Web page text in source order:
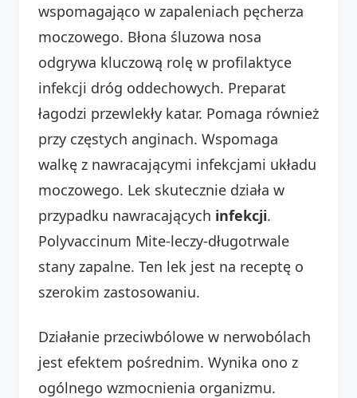
wspomagająco w zapaleniach pęcherza
moczowego. Błona śluzowa nosa
odgrywa kluczową rolę w profilaktyce
infekcji dróg oddechowych. Preparat
łagodzi przewlekły katar. Pomaga również
przy częstych anginach. Wspomaga
walkę z nawracającymi infekcjami układu
moczowego. Lek skutecznie działa w
przypadku nawracających infekcji.
Polyvaccinum Mite-leczy-długotrwale
stany zapalne. Ten lek jest na receptę o
szerokim zastosowaniu.
Działanie przeciwbólowe w nerwobólach
jest efektem pośrednim. Wynika ono z
ogólnego wzmocnienia organizmu.